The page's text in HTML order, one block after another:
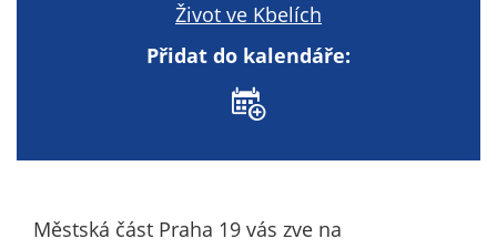
Život ve Kbelích
Přidat do kalendáře:
Městská část Praha 19 vás zve na
tohoto důvodu
technické
deaktivovány